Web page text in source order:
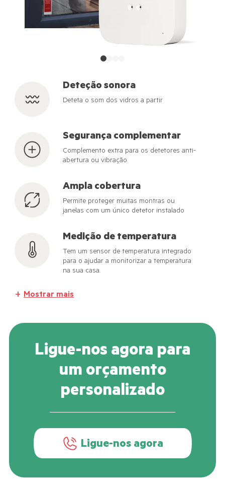
Deteção sonora
Deteta o som dos vidros a partir
Segurança complementar
Complemento extra para os detetores anti-
abertura ou vibração
Ampla cobertura
Permite proteger muitas montras ou
janelas com um único detetor instalado
Medição de temperatura
Tem um sensor de temperatura integrado
para o ajudar a monitorizar a temperatura
na sua casa.
Mostrar mais
Ligue-nos agora para
um orçamento
personalizado
Ligue-nos agora